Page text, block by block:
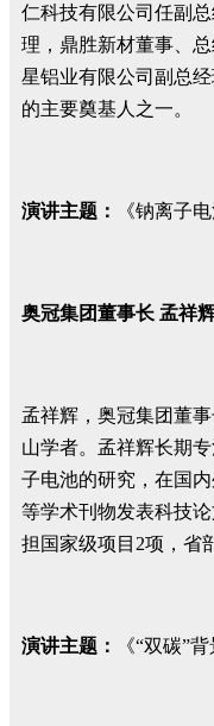
仁科技有限公司任副
理，鼎胜新材董事、
星铝业有限公司副总
的主要奠基人之一。
演讲主题： 《钠离子
奥冠集团董事长 孟祥
孟祥辉，奥冠集团董
山学者。孟祥辉长期
子电池的研究，在国内
等学术刊物发表科技
担国家级项目2项，省
演讲主题： 《“双碳”